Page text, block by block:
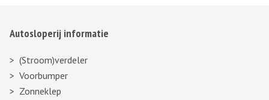
Autosloperij informatie
(Stroom)verdeler
Voorbumper
Zonneklep